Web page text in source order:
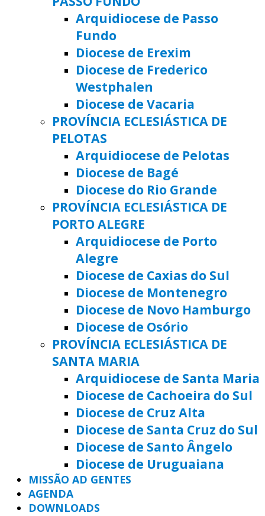
Arquidiocese de Passo
Fundo
Diocese de Erexim
Diocese de Frederico
Westphalen
Diocese de Vacaria
PROVÍNCIA ECLESIÁSTICA DE
PELOTAS
Arquidiocese de Pelotas
Diocese de Bagé
Diocese do Rio Grande
PROVÍNCIA ECLESIÁSTICA DE
PORTO ALEGRE
Arquidiocese de Porto
Alegre
Diocese de Caxias do Sul
Diocese de Montenegro
Diocese de Novo Hamburgo
Diocese de Osório
PROVÍNCIA ECLESIÁSTICA DE
SANTA MARIA
Arquidiocese de Santa Maria
Diocese de Cachoeira do Sul
Diocese de Cruz Alta
Diocese de Santa Cruz do Sul
Diocese de Santo Ângelo
Diocese de Uruguaiana
MISSÃO AD GENTES
AGENDA
DOWNLOADS